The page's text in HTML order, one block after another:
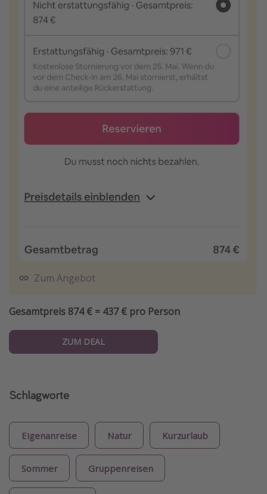
Zum Angebot
Gesamtpreis 874 € = 437 € pro Person
ZUM DEAL
Schlagworte
Eigenanreise Natur Kurzurlaub
Sommer Gruppenreisen